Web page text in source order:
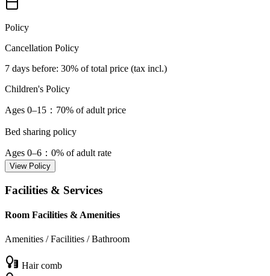
Policy
Cancellation Policy
7 days before: 30% of total price (tax incl.)
Children's Policy
Ages 0–15 ：70% of adult price
Bed sharing policy
Ages 0–6 ：0% of adult rate
View Policy
Facilities & Services
Room Facilities & Amenities
Amenities / Facilities / Bathroom
Hair comb